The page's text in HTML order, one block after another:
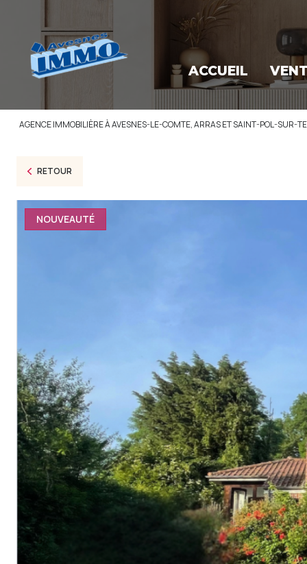
ACCUEIL
AGENCE IMMOBILIÈRE À AVESNES-LE-COMTE, ARRAS ET SAINT-POL-SUR-
RETOUR
NOUVEAUTÉ